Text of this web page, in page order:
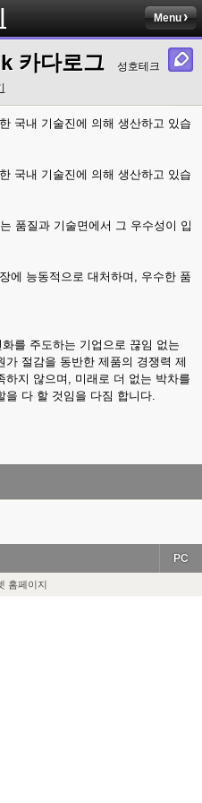
Menu
카다로그
성호테크
국내 기술진에 의해 생산하고 있습
국내 기술진에 의해 생산하고 있습
품질과 기술면에서 그 우수성이 입
에 능동적으로 대처하며, 우수한 품
를 주도하는 기업으로 끊임 없는
절감을 동반한 제품의 경쟁력 제
지 않으며, 미래로 더 없는 박차를
을 다 할 것임을 다짐 합니다.
PC
홈페이지